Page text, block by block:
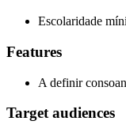
Escolaridade
Features
A definir
Target audiences